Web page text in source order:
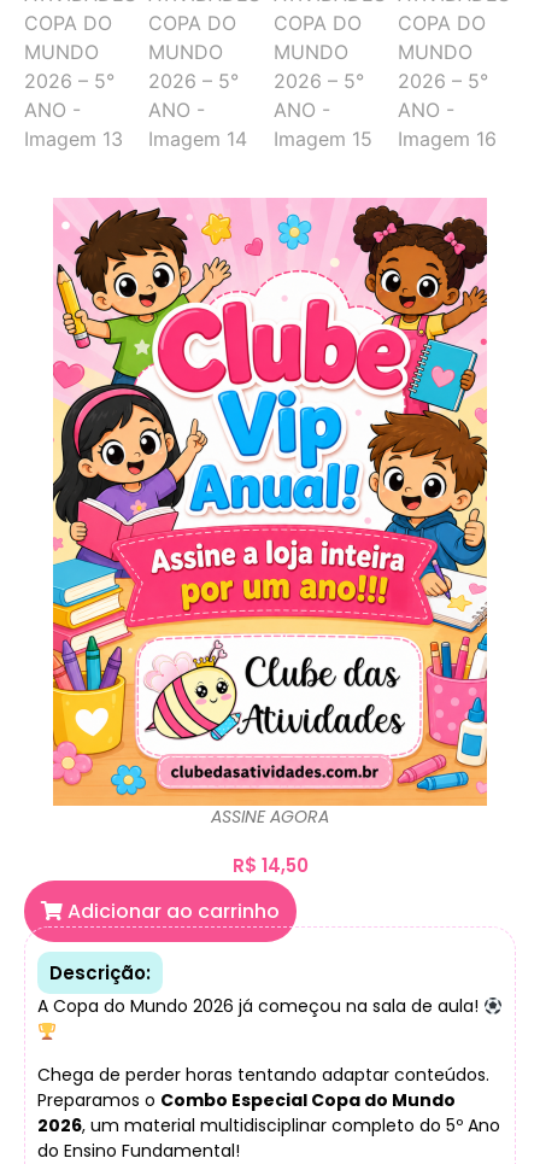
ASSINE AGORA
R$ 14,50
Adicionar ao carrinho
Descrição:
A Copa do Mundo 2026 já começou na sala de aula!
Chega de perder horas tentando adaptar conteúdos.
Preparamos o Combo Especial Copa do Mundo
2026, um material multidisciplinar completo do 5º Ano
do Ensino Fundamental!